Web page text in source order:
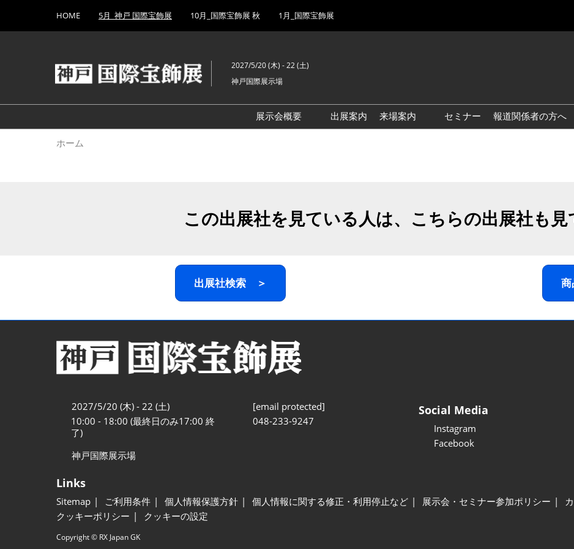
キ
し
て
to
HOME 5月_神戸 国際宝飾展 10月_国際宝飾展 秋 1月_国際宝飾展
2027/5/20 (木) - 22 (土)
神戸国際展示場
繁體
展示会概要
出展案内
来場案内
セミナー 報道関係者の方へ
ホーム
この出展社を見ている人は、こちらの出展社も
出展社検索 ＞
2027/5/20 (木) - 22 (土)
10:00 - 18:00 (最終日のみ17:00 終
了)
神戸国際展示場
[email protected]
048-233-9247
Social Media
Instagram
Facebook
Links
Sitemap ご利用条件 個人情報保護方針 個人情報に関する修正・利用停止など 展示会・セミナー参加ポリシー
クッキーポリシー
クッキーの設定
Copyright © RX Japan GK